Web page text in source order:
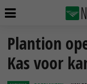
Plantion
Kas voor